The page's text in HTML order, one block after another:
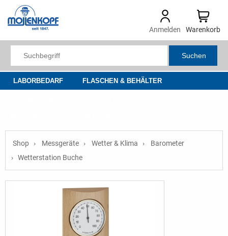
Anmelden Warenkorb
Suchen
LABORBEDARF FLASCHEN & BEHÄLTER
Shop Messgeräte Wetter & Klima
Barometer
Wetterstation Buche